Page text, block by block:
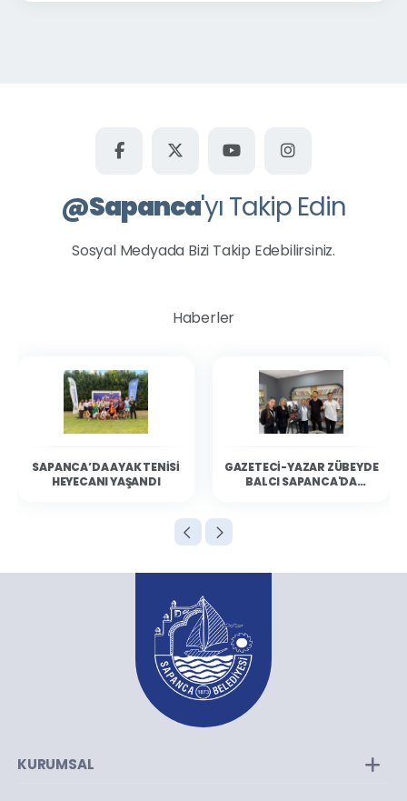
@Sapanca'yı Takip Edin
Sosyal Medyada Bizi Takip Edebilirsiniz.
Haberler
SAPANCA’DA AYAK TENISI
HEYECANI YAŞANDI
GAZETECI-YAZAR ZÜBEYDE
BALCI SAPANCA'DA
KURUMSAL